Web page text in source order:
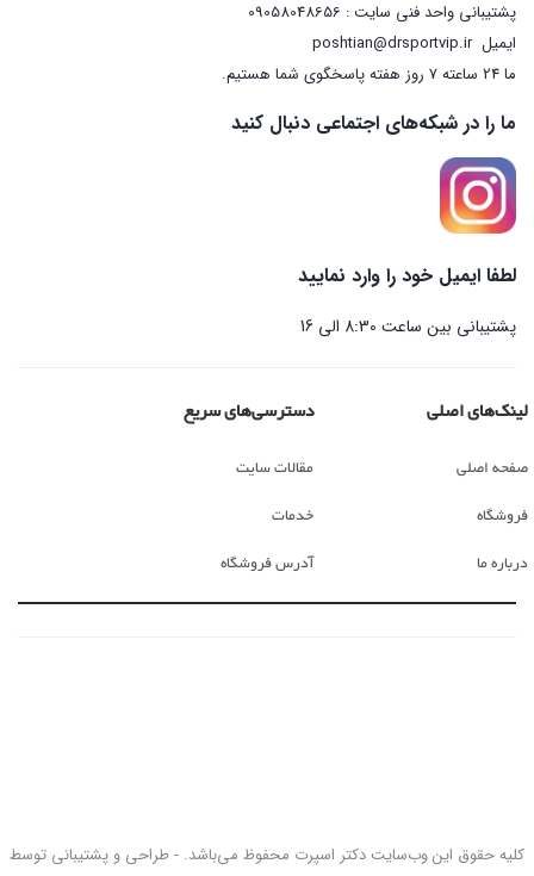
پشتیبانی واحد فنی سایت : 09058048656
ایمیلposhtian@drsportvip.ir
ما 24 ساعته 7 روز هفته پاسخگوی شما هستیم.
ما را در شبکه‌های اجتماعی دنبال کنید
لطفا ایمیل خود را وارد نمایید
پشتیبانی بین ساعت 8:30 الی 16
لینک‌های اصلی
صفحه اصلی
فروشگاه
درباره ما
دسترسی‌های سریع
مقالات سایت
خدمات
آدرس فروشگاه
کلیه حقوق این وب‌سایت دکتر اسپرت محفوظ می‌باشد. - طراحی و پشتیبانی توسط